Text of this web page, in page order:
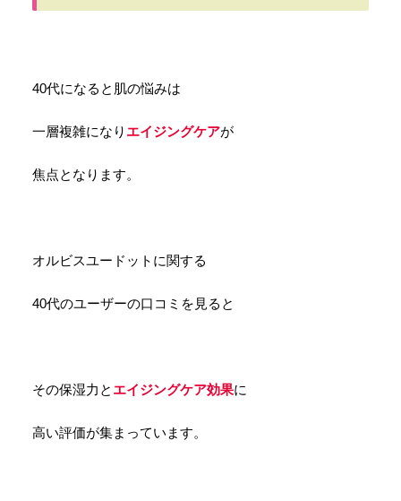
40代になると肌の悩みは
一層複雑になり エイジングケアが
焦点となります。
オルビスユードットに関する
40代のユーザーの口コミを見ると
その保湿力と エイジングケア効果に
高い評価が集まっています。